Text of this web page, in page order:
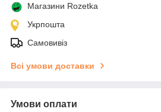
Магазини Rozetka
Укрпошта
Самовивіз
Всі умови доставки
Умови оплати